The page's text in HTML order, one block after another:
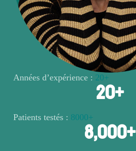
Années d’expérience : 20+
20+
Patients testés : 8000+
8,000+